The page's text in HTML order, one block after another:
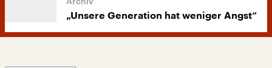
„Unsere Generation hat weniger Angst“